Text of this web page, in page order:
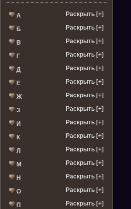
А Раскрыть [+]
Б Раскрыть [+]
В Раскрыть [+]
Г Раскрыть [+]
Д Раскрыть [+]
Е Раскрыть [+]
Ж Раскрыть [+]
З Раскрыть [+]
И Раскрыть [+]
К Раскрыть [+]
Л Раскрыть [+]
М Раскрыть [+]
Н Раскрыть [+]
О Раскрыть [+]
П Раскрыть [+]